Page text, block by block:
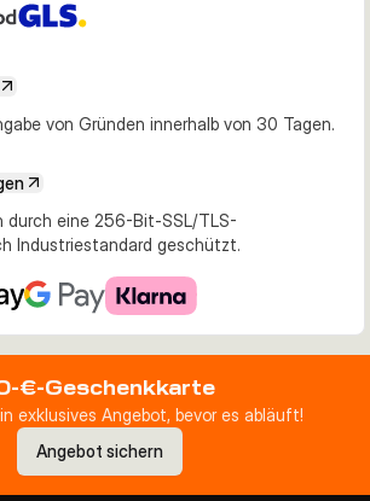
von Gründen innerhalb von 30 Tagen.
durch eine 256-Bit-SSL/TLS-
Industriestandard geschützt.
€-Geschenkkarte
exklusives Angebot, bevor es abläuft!
Angebot sichern